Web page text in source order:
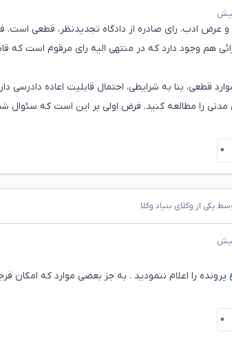
و عرض ادب، رای صادره از دادگاه تجدیدنظر، قطعی است.
هم وجود دارد که در منتهی الیه رای مرقوم است
قطعی، بنا به شرایطی، احتمال قابلیت اعاده
مدنی را مطالعه کنید. فرض اولی بر این است که سئوال
۰
یکی از وکلای بنیاد وکلا
را اعلام ننمودید . به جز بعضی موارد که امکان
۰